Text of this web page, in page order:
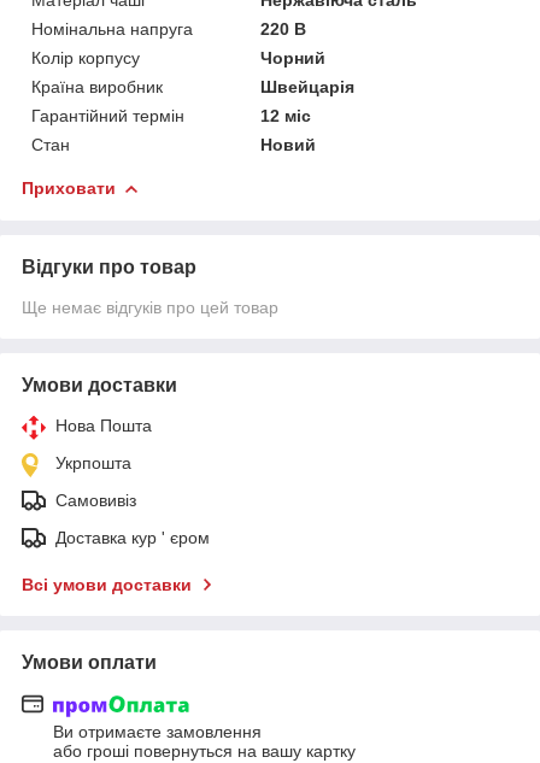
Номінальна напруга
220 В
Колір корпусу
Чорний
Країна виробник
Швейцарія
Гарантійний термін
12 міс
Стан
Новий
Приховати
Відгуки про товар
Ще немає відгуків про цей товар
Умови доставки
Нова Пошта
Укрпошта
Самовивіз
Доставка кур ' єром
Всі умови доставки
Умови оплати
Ви отримаєте замовлення
або гроші повернуться на вашу картку